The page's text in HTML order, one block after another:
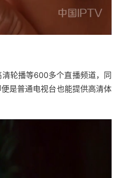
轮播等600多个直播频道，同
是普通电视台也能提供高清体